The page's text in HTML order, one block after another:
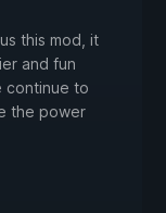
this mod, it
and fun
continue to
the power